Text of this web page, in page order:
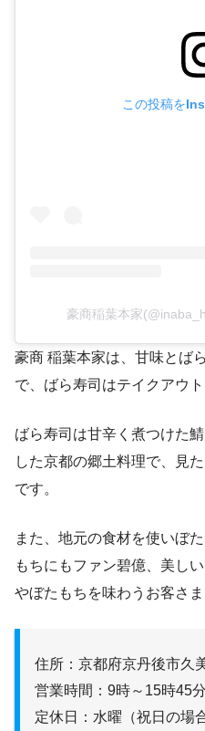
この投稿を
豪商稲葉本家
豪商 稲葉本家は、甘味とば
で、ばら寿司はテイクアウ
ばら寿司は甘辛く煮つけた
した京都の郷土料理で、見
です。
また、地元の食材を使いぼ
もちにもファン碧億、美し
やぼたもちを味わうお客さま
住所：京都府京丹後市久
営業時間：9時～15時45分
定休日：水曜（祝日の場